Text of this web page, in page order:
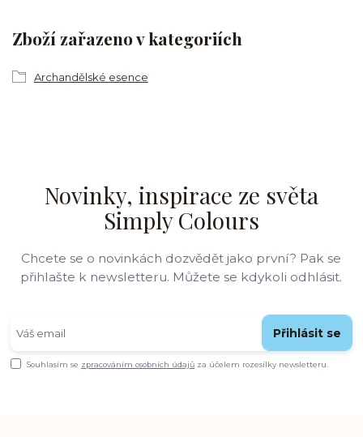
Zboží zařazeno v kategoriích
Archandělské esence
Novinky, inspirace ze světa
Simply Colours
Chcete se o novinkách dozvědět jako první? Pak se
přihlašte k newsletteru. Můžete se kdykoli odhlásit.
Přihlásit se
Souhlasím se zpracováním osobních údajů za účelem rozesílky newsletteru.